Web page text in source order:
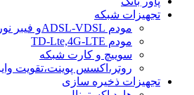
تجهیزات شبکه
مودم ADSL-VDSLو فیبر نوری
مودم TD-Lte,4G-LTE
سوییچ و کارت شبکه
روتر،اکسس پوینت،تقویت
تجهیزات ذخیره سازی